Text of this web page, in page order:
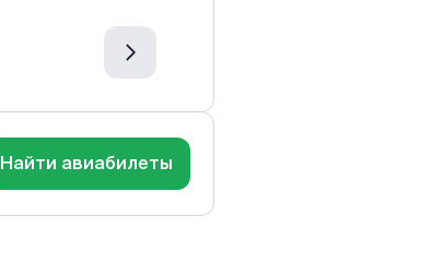
Найти авиабилеты